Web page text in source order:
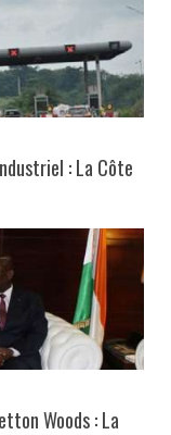
: La Côte
Woods : La